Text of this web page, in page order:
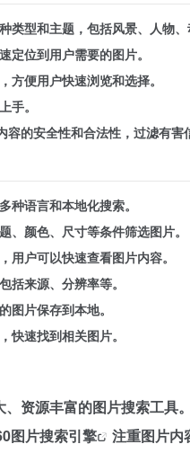
类型和主题，包括风景、人物、
定位到用户需要的图片。
方便用户快速浏览和选择。
手。
的安全性和合法性，过滤有害
种语言和本地化搜索。
、颜色、尺寸等条件筛选图片。
用户可以快速查看图片内容。
括来源、分辨率等。
图片保存到本地。
快速找到相关图片。
资源丰富的图片搜索工具
图片搜索引擎 注重图片内